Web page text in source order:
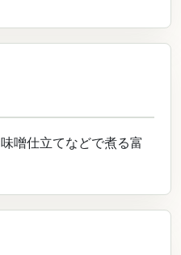
噌仕立てなどで煮る富